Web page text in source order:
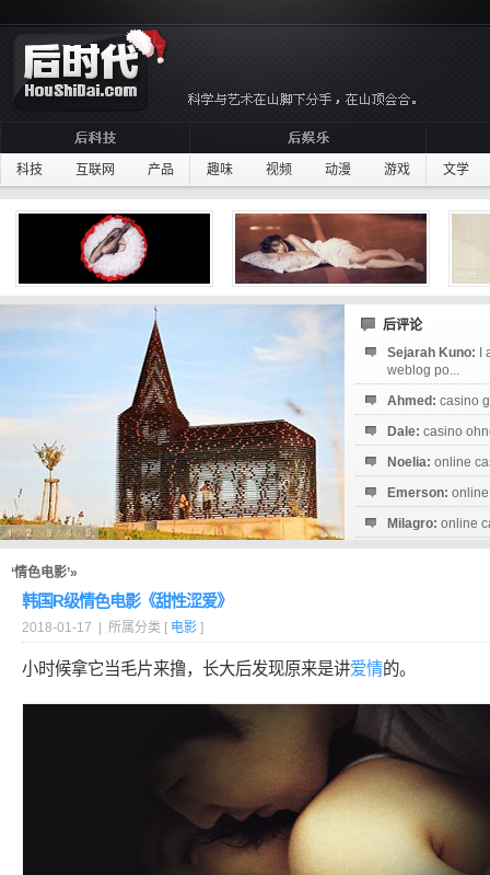
科技 互联网 产品 趣味 视频 动漫 游戏 文学
后评论
Sejarah Kuno:
weblog po...
Ahmed: casino
Dale: casino
Noelia: online
Emerson:
Milagro: online
‘情色电影’»
韩国R级情色电影《甜性涩爱》
2018-01-17 | 所属分类 [ 电影 ]
小时候拿它当毛片来撸，长大后发现原来是讲爱情的。